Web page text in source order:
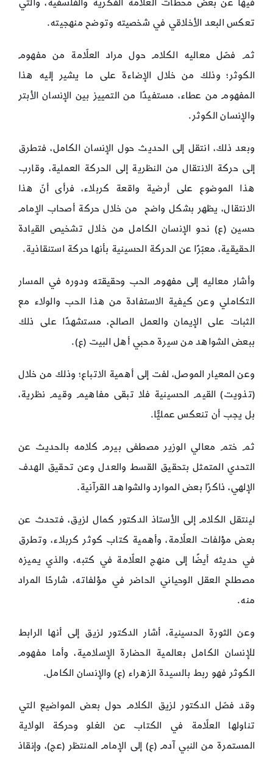
فيها عن بعض محطات العلّامة الفكرية والفلسفية، والتي
تعكس البعد الأخلاقي في شخصيته وتوضح منهجيته.
ثم فصّل معاليه الكلام حول مراد العلّامة من مفهوم
الكوثر؛ وذلك من خلال الإضاءة على ما يشير إليه هذا
المفهوم من عطاء، مستفيدًا من التمييز بين الإنسان الأبتر
والإنسان الكوثر.
وبعد ذلك، انتقل إلى الحديث حول الإنسان الكامل، فتطرق
إلى حركة الانتقال من النظرية إلى الحركة العملية، وقارب
هذا الموضوع على أرضية واقعة كربلاء، فرأى أنّ هذا
الانتقال، يظهر بشكل واضح من خلال حركة أصحاب الإمام
حسين (ع) نحو الإنسان الكامل من خلال تشخيص القيادة
الحقيقية، معبّرًا عن الحركة الحسينية بأنها حركة استنقاذية.
وأشار معاليه إلى مفهوم الحب وحقيقته ودوره في المسار
التكاملي وعن كيفية الاستفادة من هذا الحب والولاء مع
الثبات على الإيمان والعمل الصالح، مستشهدًا على ذلك
ببعض الشواهد من سيرة محبي أهل البيت (ع).
وعن المعيار الموصل، لفت إلى أهمية الاتباع؛ وذلك من خلال
(تذويت) القيم الحسينية فلا تبقى مفاهيم وقيم نظرية،
بل يجب أن تنعكس عمليًّا.
ثم ختم معالي الوزير مصطفى بيرم كلامه بالحديث عن
التحدي المتمثل بتحقيق القسط والعدل وعن تحقيق الهدف
الإلهي، ذاكرًا بعض الموارد والشواهد القرآنية.
لينتقل الكلام إلى الأستاذ الدكتور كمال لزيق، فتحدث عن
بعض مؤلفات العلّامة، وأهمية كتاب كوثر كربلاء، وتطرق
في حديثه أيضًا إلى منهج العلّامة في كتبه، والذي يميزه
مصطلح العقل الوحياني الحاضر في مؤلفاته، شارحًا المراد
منه.
وعن الثورة الحسينية، أشار الدكتور لزيق إلى أنها الرابط
للإنسان الكامل بعالمية الحضارة الإسلامية، وأما مفهوم
الكوثر فهو ربط بالسيدة الزهراء (ع) والإنسان الكامل.
وقد فصّل الدكتور لزيق الكلام حول بعض المواضيع التي
تناولها العلّامة في الكتاب عن الغلو وحركة الولاية
المستمرة من النبي آدم (ع) إلى الإمام المنتظر (عج)، وإنقاذ